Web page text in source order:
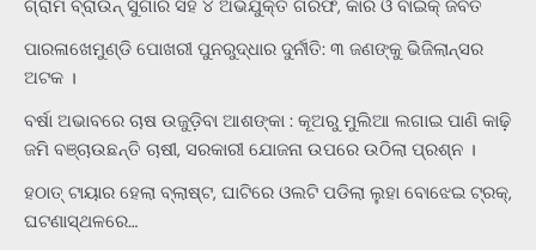
ଗ୍ରାମ ବ୍ରାଉନ୍ ସୁଗାର ସହ ୪ ଅଭିଯୁକ୍ତ ଗିରଫ, କାର ଓ ବାଇକ୍ ଜବତ
ପାରଳାଖେମୁଣ୍ଡି ପୋଖରୀ ପୁନରୁଦ୍ଧାର ଦୁର୍ନୀତି: ୩ ଜଣଙ୍କୁ ଭିଜିଲାନ୍ସର
ଅଟକ ।
ବର୍ଷା ଅଭାବରେ ଚାଷ ଉଜୁଡ଼ିବା ଆଶଙ୍କା : କୂଅରୁ ମୁଲିଆ ଲଗାଇ ପାଣି କାଢ଼ି
ଜମି ବଞ୍ଚାଉଛନ୍ତି ଚାଷୀ, ସରକାରୀ ଯୋଜନା ଉପରେ ଉଠିଲା ପ୍ରଶ୍ନ ।
ହଠାତ୍‌ ଟାୟାର ହେଲା ବ୍ଲାଷ୍ଟ, ଘାଟିରେ ଓଲଟି ପଡିଲା ଲୁହା ବୋଝେଇ ଟ୍ରକ୍‌,
ଘଟଣାସ୍ଥଳରେ…